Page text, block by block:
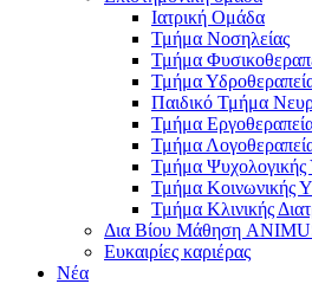
Ιατρική Ομάδα
Τμήμα Νοσηλείας
Τμήμα
Τμήμα
Παιδικό Τμήμα
Τμήμα
Τμήμα
Τμήμα Ψυχολογικής
Τμήμα Κοινωνικής
Τμήμα Κλινικής
Δια Βίου Μάθηση
Ευκαιρίες καριέρας
Νέα